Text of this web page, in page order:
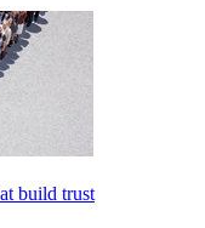
build trust